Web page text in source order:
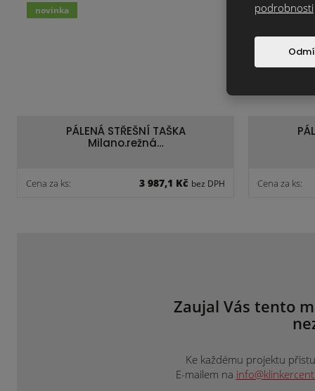
PÁLENÁ STŘEŠNÍ TAŠKA
Milano.režná…
Cena za ks: 3 987,1 Kč bez DPH
novinka
Cena za ks:
novinka
Zaujal Vás tento
Ke každému projektu
E-mailem na
podrobnosti